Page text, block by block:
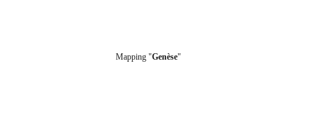
Mapping "Genèse"